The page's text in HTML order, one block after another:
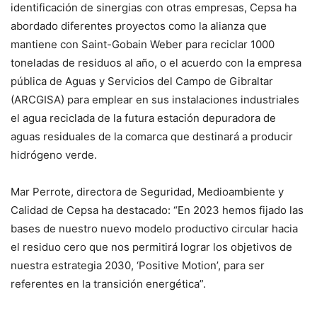
identificación de sinergias con otras empresas, Cepsa ha
abordado diferentes proyectos como la alianza que
mantiene con Saint-Gobain Weber para reciclar 1000
toneladas de residuos al año, o el acuerdo con la empresa
pública de Aguas y Servicios del Campo de Gibraltar
(ARCGISA) para emplear en sus instalaciones industriales
el agua reciclada de la futura estación depuradora de
aguas residuales de la comarca que destinará a producir
hidrógeno verde.
Mar Perrote, directora de Seguridad, Medioambiente y
Calidad de Cepsa ha destacado: “En 2023 hemos fijado las
bases de nuestro nuevo modelo productivo circular hacia
el residuo cero que nos permitirá lograr los objetivos de
nuestra estrategia 2030, ‘Positive Motion’, para ser
referentes en la transición energética”.